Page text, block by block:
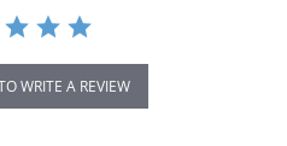
WRITE A REVIEW